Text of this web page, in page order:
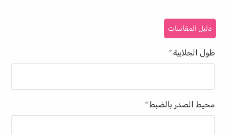
دليل المقاسات
طول الجلابية*
محيط الصدر بالضبط*